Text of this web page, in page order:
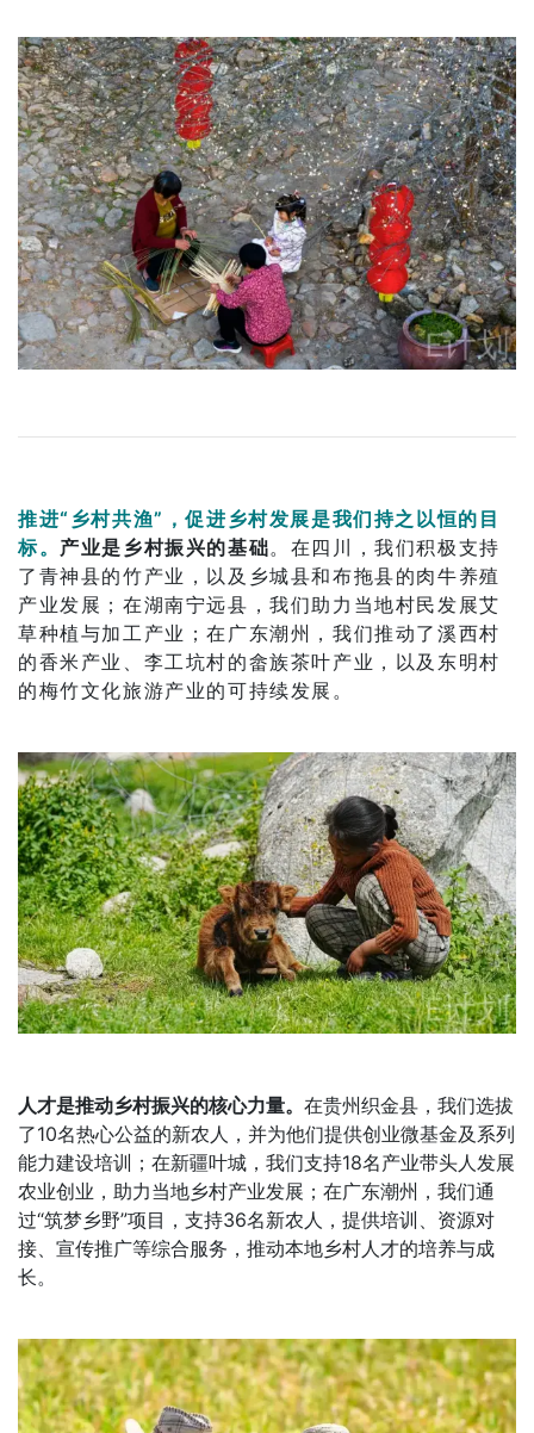
推进“乡村共渔”，促进乡村发展是我们持之以恒的目
标。 产业是乡村振兴的基础。在四川，我们积极支持
了青神县的竹产业，以及乡城县和布拖县的肉牛养殖
产业发展；在湖南宁远县，我们助力当地村民发展艾
草种植与加工产业；在广东潮州，我们推动了溪西村
的香米产业、李工坑村的畲族茶叶产业，以及东明村
的梅竹文化旅游产业的可持续发展。
人才是推动乡村振兴的核心力量。 在贵州织金县，我们选拔
了10名热心公益的新农人，并为他们提供创业微基金及系列
能力建设培训；在新疆叶城，我们支持18名产业带头人发展
农业创业，助力当地乡村产业发展；在广东潮州，我们通
过“筑梦乡野”项目，支持36名新农人，提供培训、资源对
接、宣传推广等综合服务，推动本地乡村人才的培养与成
长。